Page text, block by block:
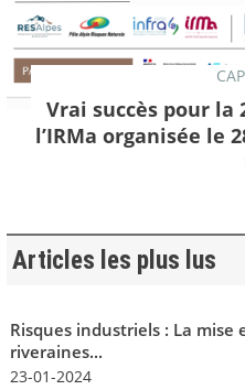
Vrai succès pour la
l’IRMa organisée le
Articles les plus lus
Risques industriels : La
riveraines...
23-01-2024